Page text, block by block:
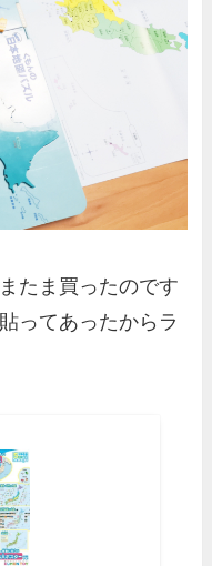
たま買ったのです
ってあったからラ